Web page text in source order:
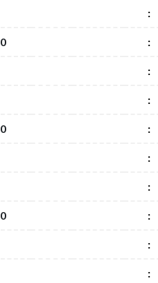
:
0 :
:
:
0 :
:
:
0 :
:
:
:
0 :
:
:
0 :
:
:
0 :
:
: